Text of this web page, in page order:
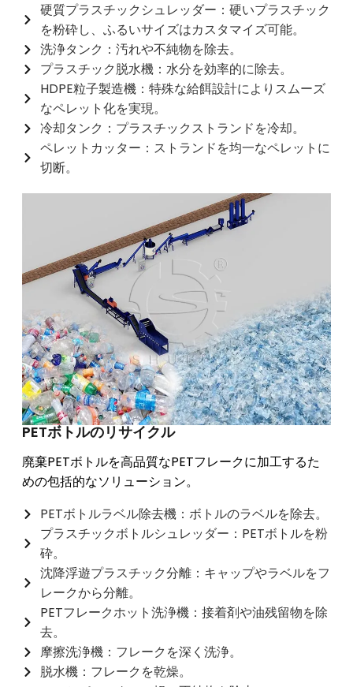
硬質プラスチックシュレッダー：硬いプラスチック
を粉砕し、ふるいサイズはカスタマイズ可能。
洗浄タンク：汚れや不純物を除去。
プラスチック脱水機：水分を効率的に除去。
HDPE粒子製造機：特殊な給餌設計によりスムーズ
なペレット化を実現。
冷却タンク：プラスチックストランドを冷却。
ペレットカッター：ストランドを均一なペレットに
切断。
PETボトルのリサイクル
廃棄PETボトルを高品質なPETフレークに加工するた
めの包括的なソリューション。
PETボトルラベル除去機：ボトルのラベルを除去。
プラスチックボトルシュレッダー：PETボトルを粉
砕。
沈降浮遊プラスチック分離：キャップやラベルをフ
レークから分離。
PETフレークホット洗浄機：接着剤や油残留物を除
去。
摩擦洗浄機：フレークを深く洗浄。
脱水機：フレークを乾燥。